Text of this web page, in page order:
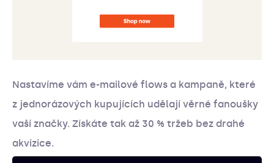
Nastavíme vám e-mailové flows a kampaně, které
z jednorázových kupujících udělají věrné fanoušky
vaší značky. Získáte tak až 30 % tržeb bez drahé
akvizice.